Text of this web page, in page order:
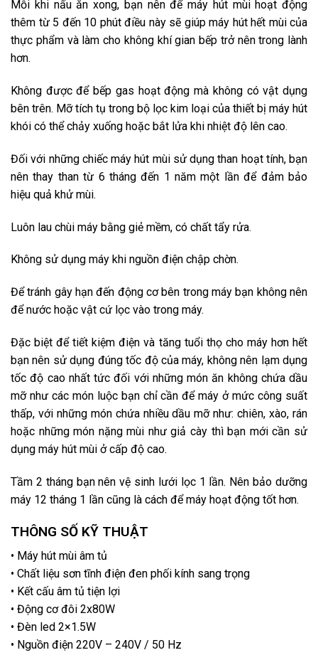
Mỗi khi nấu ăn xong, bạn nên để máy hút mùi hoạt động
thêm từ 5 đến 10 phút điều này sẽ giúp máy hút hết mùi của
thực phẩm và làm cho không khí gian bếp trở nên trong lành
hơn.
Không được để bếp gas hoạt động mà không có vật dụng
bên trên. Mỡ tích tụ trong bộ lọc kim loại của thiết bị máy hút
khói có thể chảy xuống hoặc bắt lửa khi nhiệt độ lên cao.
Đối với những chiếc máy hút mùi sử dụng than hoạt tính, bạn
nên thay than từ 6 tháng đến 1 năm một lần để đảm bảo
hiệu quả khử mùi.
Luôn lau chùi máy bằng giẻ mềm, có chất tẩy rửa.
Không sử dụng máy khi nguồn điện chập chờn.
Để tránh gây hạn đến động cơ bên trong máy bạn không nên
để nước hoặc vật cứ lọc vào trong máy.
Đặc biệt để tiết kiệm điện và tăng tuổi thọ cho máy hơn hết
bạn nên sử dụng đúng tốc độ của máy, không nên lạm dụng
tốc độ cao nhất tức đối với những món ăn không chứa dầu
mỡ như các món luộc bạn chỉ cần để máy ở mức công suất
thấp, với những món chứa nhiều dầu mỡ như: chiên, xào, rán
hoặc những món nặng mùi như giả cày thì bạn mới cần sử
dụng máy hút mùi ở cấp độ cao.
Tầm 2 tháng bạn nên vệ sinh lưới lọc 1 lần. Nên bảo dưỡng
máy 12 tháng 1 lần cũng là cách để máy hoạt động tốt hơn.
THÔNG SỐ KỸ THUẬT
• Máy hút mùi âm tủ
• Chất liệu sơn tĩnh điện đen phối kính sang trọng
• Kết cấu âm tủ tiện lợi
• Động cơ đôi 2x80W
• Đèn led 2×1.5W
• Nguồn điện 220V – 240V / 50 Hz